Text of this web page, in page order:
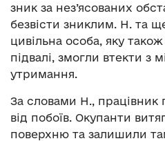
зник за нез’ясованих
безвісти зниклим. Н. та
цивільна особа, яку
підвалі, змогли втекти з
утримання.
За словами Н., працівник
від побоїв. Окупанти
поверхню та залишили